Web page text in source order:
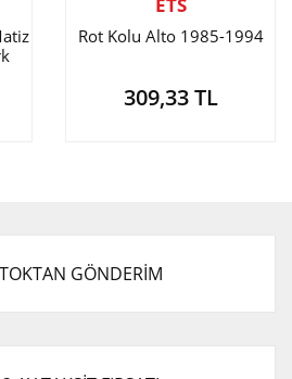
Rot Kolu Alto 1985-1994
309,33 TL
GÖNDERİM